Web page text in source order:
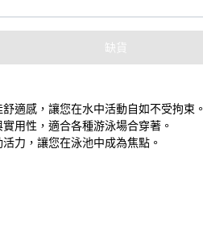
缺貨
適感，讓您在水中活動自如不受拘束。
用性，適合各種游泳場合穿著。
力，讓您在泳池中成為焦點。